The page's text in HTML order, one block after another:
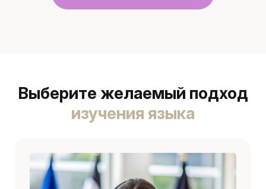
Выберите желаемый подход
изучения языка